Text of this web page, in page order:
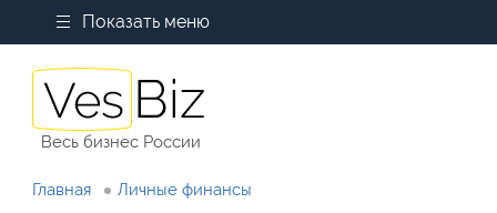
Показать меню
Весь бизнес России
Главная Личные финансы